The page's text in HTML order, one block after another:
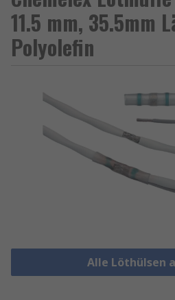
11.5 mm, 35.5mm
Polyolefin
Alle Löthülsen